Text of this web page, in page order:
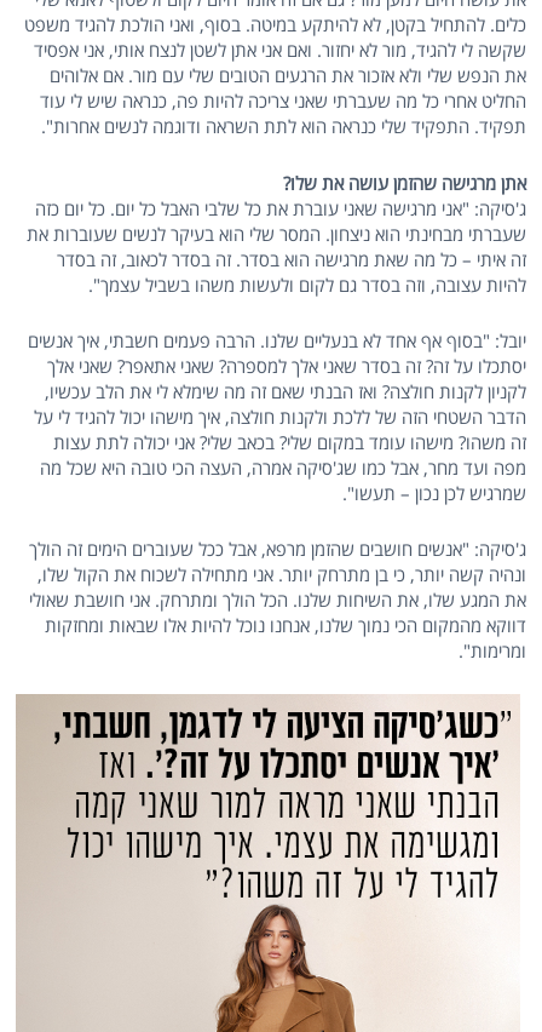
כלים. להתחיל בקטן, לא להיתקע במיטה. בסוף, ואני הולכת להגיד משפט
שקשה לי להגיד, מור לא יחזור. ואם אני אתן לשטן לנצח אותי, אני אפסיד
את הנפש שלי ולא אזכור את הרגעים הטובים שלי עם מור. אם אלוהים
החליט אחרי כל מה שעברתי שאני צריכה להיות פה, כנראה שיש לי עוד
תפקיד. התפקיד שלי כנראה הוא לתת השראה ודוגמה לנשים אחרות".
אתן מרגישה שהזמן עושה את שלו?
ג'סיקה: "אני מרגישה שאני עוברת את כל שלבי האבל כל יום. כל יום כזה
שעברתי מבחינתי הוא ניצחון. המסר שלי הוא בעיקר לנשים שעוברות את
זה איתי – כל מה שאת מרגישה הוא בסדר. זה בסדר לכאוב, זה בסדר
להיות עצובה, וזה בסדר גם לקום ולעשות משהו בשביל עצמך".
יובל: "בסוף אף אחד לא בנעליים שלנו. הרבה פעמים חשבתי, איך אנשים
יסתכלו על זה? זה בסדר שאני אלך למספרה? שאני אתאפר? שאני אלך
לקניון לקנות חולצה? ואז הבנתי שאם זה מה שימלא לי את הלב עכשיו,
הדבר השטחי הזה של ללכת ולקנות חולצה, איך מישהו יכול להגיד לי על
זה משהו? מישהו עומד במקום שלי? בכאב שלי? אני יכולה לתת עצות
מפה ועד מחר, אבל כמו שג'סיקה אמרה, העצה הכי טובה היא שכל מה
שמרגיש לכן נכון – תעשו".
ג'סיקה: "אנשים חושבים שהזמן מרפא, אבל ככל שעוברים הימים זה הולך
ונהיה קשה יותר, כי בן מתרחק יותר. אני מתחילה לשכוח את הקול שלו,
את המגע שלו, את השיחות שלנו. הכל הולך ומתרחק. אני חושבת שאולי
דווקא מהמקום הכי נמוך שלנו, אנחנו נוכל להיות אלו שבאות ומחזקות
ומרימות".